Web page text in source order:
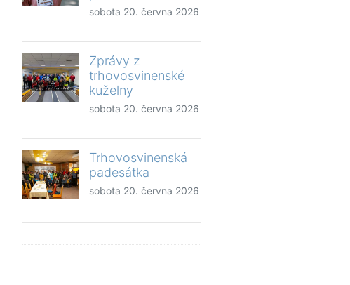
sobota 20. června 2026
Zprávy z
trhovosvinenské
kuželny
sobota 20. června 2026
Trhovosvinenská
padesátka
sobota 20. června 2026